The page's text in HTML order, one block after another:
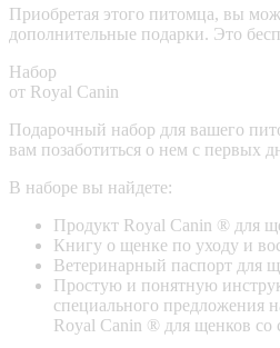
Приобретая этого питомца, вы
дополнительные подарки. Это
Набор
от Royal Canin
Подарочный набор для вашего
вам позаботиться о нем с первых
В наборе вы найдете:
Продукт Royal Canin ® для
Книгу о щенке по уходу и
Ветеринарный паспорт для
Простую и понятную
специального предложения
Royal Canin ® для щенков со